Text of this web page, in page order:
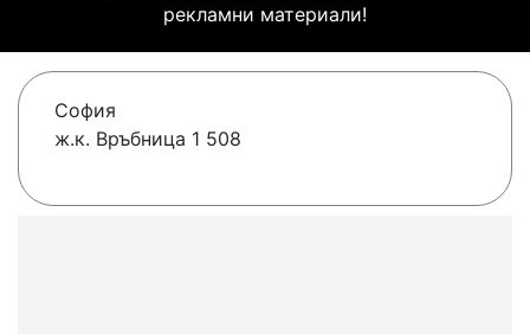
рекламни материали!
София
ж.к. Връбница 1 508